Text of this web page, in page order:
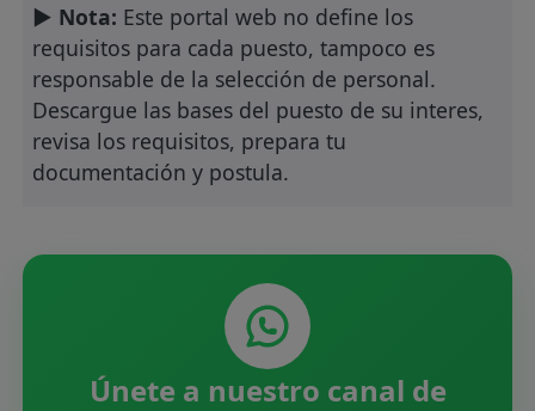
► Nota: Este portal web no define los
requisitos para cada puesto, tampoco es
responsable de la selección de personal.
Descargue las bases del puesto de su interes,
revisa los requisitos, prepara tu
documentación y postula.
Únete a nuestro canal de